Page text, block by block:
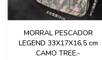
MORRAL PESCADOR
LEGEND 33X17X16.5 cm
CAMO TREE.-